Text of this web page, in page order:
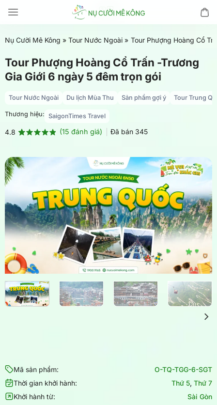
đến
dung
Nụ Cười Mê Kông » Tour Nước Ngoài » Tour Phượng Hoàng Cổ
Tour Phượng Hoàng Cổ Trấn -Trương
Gia Giới 6 ngày 5 đêm trọn gói
Tour Nước Ngoài Du lịch Mùa Thu Sản phẩm gợi ý Tour Trung
Thương hiệu: SaigonTimes Travel
4.8
đánh giá
(15 đánh giá) Đã bán 345
Mã sản phẩm:
O-TQ-TGG-6-SGT
Thời gian khởi hành:
Thứ 5,Thứ 7
Khởi hành từ:
Sài Gòn